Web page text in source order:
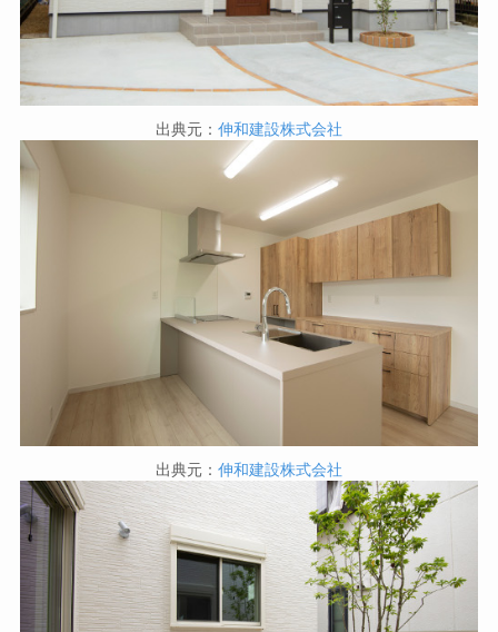
出典元： 伸和建設株式会社
出典元： 伸和建設株式会社